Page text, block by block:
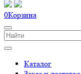
0Корзина
Каталог